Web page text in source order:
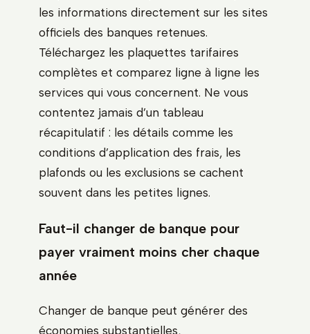
les informations directement sur les sites
officiels des banques retenues.
Téléchargez les plaquettes tarifaires
complètes et comparez ligne à ligne les
services qui vous concernent. Ne vous
contentez jamais d’un tableau
récapitulatif : les détails comme les
conditions d’application des frais, les
plafonds ou les exclusions se cachent
souvent dans les petites lignes.
Faut-il changer de banque pour
payer vraiment moins cher chaque
année
Changer de banque peut générer des
économies substantielles,